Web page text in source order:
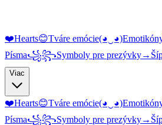
❤️Hearts😊Tváre emócie(◕‿◕)
Písma꧁꧂Symboly pre prezývky→
Viac
❤️Hearts😊Tváre emócie(◕‿◕)
Písma꧁꧂Symboly pre prezývky→